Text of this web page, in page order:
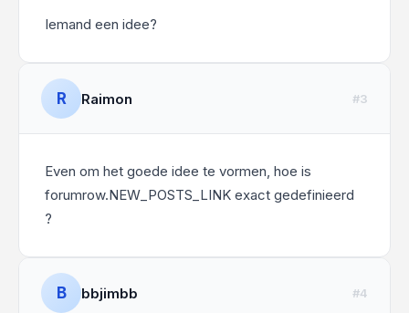
Iemand een idee?
R Raimon #3
Even om het goede idee te vormen, hoe is
forumrow.NEW_POSTS_LINK exact gedefinieerd
?
B bbjimbb #4